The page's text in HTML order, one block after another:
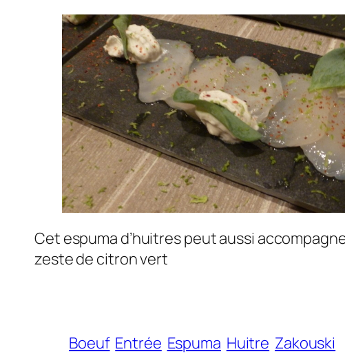
Cet espuma d’huitres peut aussi
zeste de citron vert
Boeuf Entrée Espuma Huitre Zakouski